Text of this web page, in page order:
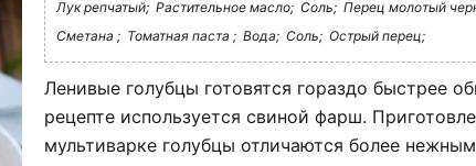
Лук репчатый; Растительное масло; Соль; Перец молотый
Сметана ; Томатная паста ; Вода; Соль; Острый перец;
Ленивые голубцы готовятся гораздо быстрее
рецепте используется свиной фарш.
мультиварке голубцы отличаются более